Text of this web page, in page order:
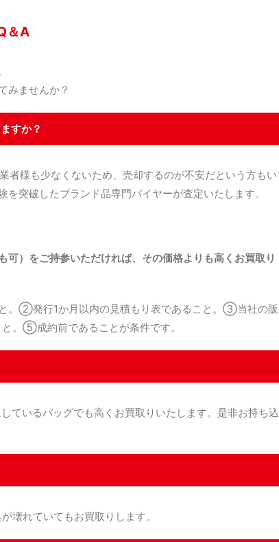
＆A
みませんか？
すか？
者様も少なくないため、売却するのが不安だという方もい
突破したブランド品専門バイヤーが査定いたします。
）をご持参いただければ、その価格よりも高くお買取り
。②発行1か月以内の見積もり表であること。③当社の販
。⑤成約前であることが条件です。
ているバッグでも高くお買取りいたします。是非お持ち込
壊れていてもお買取りします。